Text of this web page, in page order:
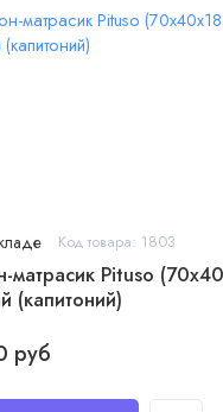
Код товара: 1803
матрасик Pituso
(капитоний)
руб